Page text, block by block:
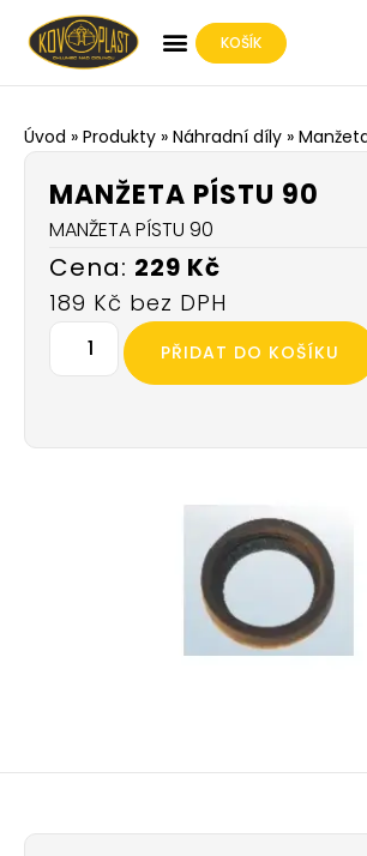
KOŠÍK
Úvod » Produkty » Náhradní díly »
MANŽETA PÍSTU 90
MANŽETA PÍSTU 90
229 Kč
189 Kč
PŘIDAT DO KOŠÍKU